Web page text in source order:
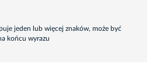
jeden lub więcej znaków, może być
końcu wyrazu